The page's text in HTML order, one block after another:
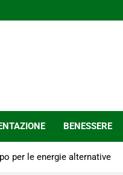
BENESSERE
per le energie alternative